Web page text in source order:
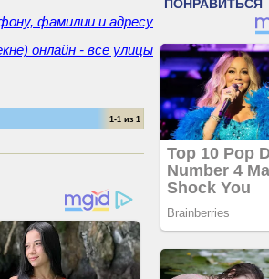
фамилии и адресу
онлайн - все улицы
1-1 из 1